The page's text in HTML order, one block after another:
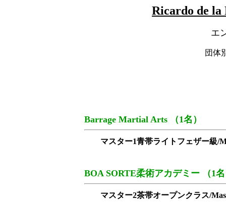
Ricardo de la
エ
団体
Barrage Martial Arts （1名）
マスター1青帯ライトフェザー級/
BOA SORTE柔術アカデミー （1
マスター2茶帯オープンクラス/